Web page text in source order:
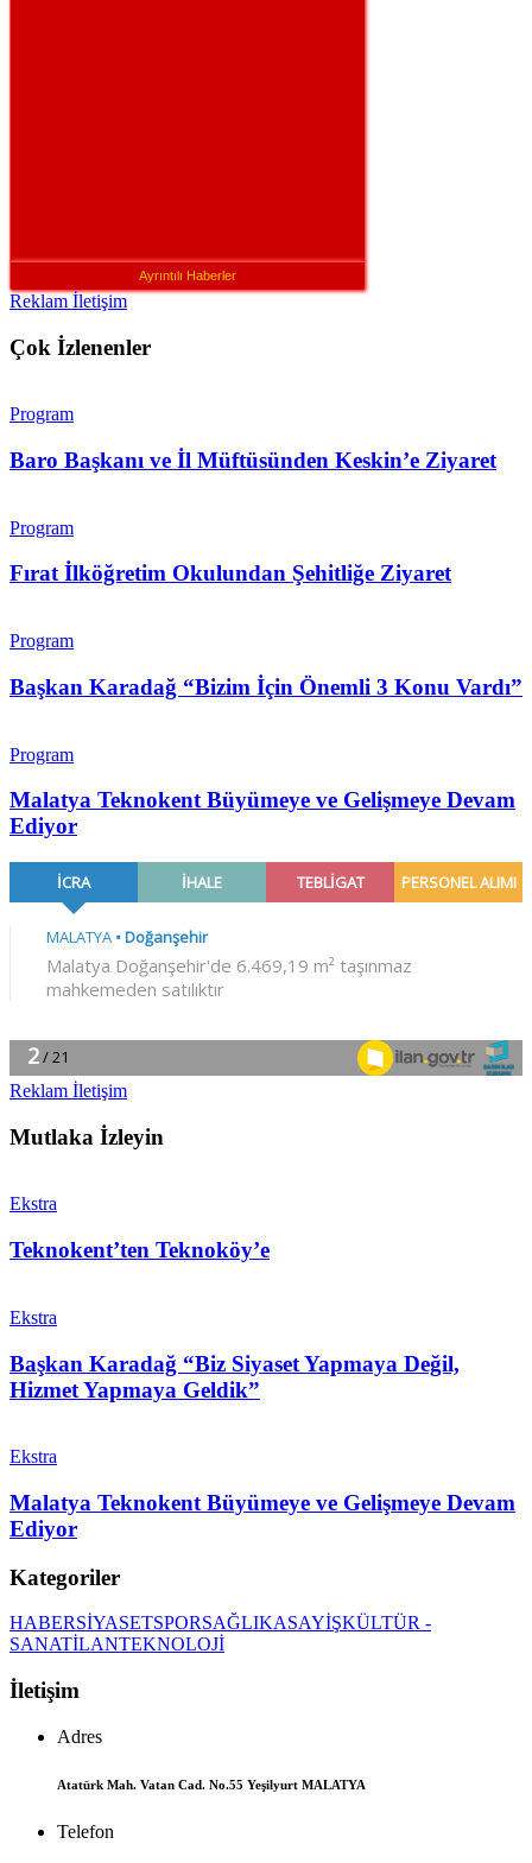
Ayrıntılı Haberler
Reklam İletişim
Çok İzlenenler
Program
Baro Başkanı ve İl Müftüsünden Keskin’e Ziyaret
Program
Fırat İlköğretim Okulundan Şehitliğe Ziyaret
Program
Başkan Karadağ “Bizim İçin Önemli 3 Konu Vardı”
Program
Malatya Teknokent Büyümeye ve Gelişmeye Devam
Ediyor
Reklam İletişim
Mutlaka İzleyin
Ekstra
Teknokent’ten Teknoköy’e
Ekstra
Başkan Karadağ “Biz Siyaset Yapmaya Değil,
Hizmet Yapmaya Geldik”
Ekstra
Malatya Teknokent Büyümeye ve Gelişmeye Devam
Ediyor
Kategoriler
HABERSİYASETSPORSAĞLIKASAYİŞKÜLTÜR -
SANATİLANTEKNOLOJİ
İletişim
Adres
Atatürk Mah. Vatan Cad. No.55 Yeşilyurt MALATYA
Telefon